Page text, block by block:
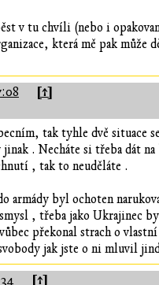
v tu chvíli (nebo i
která mě pak
[↑]
tak tyhle dvě
. Necháte si třeba dát
, tak to neuděláte .
armády byl ochoten
, třeba jako Ukrajinec
překonal strach o vlastní
jak jste o ni mluvil
[↑]